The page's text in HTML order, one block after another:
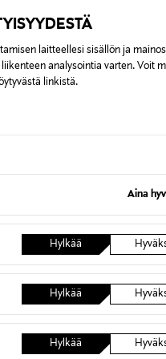
laitteellesi sisällön ja
analysointia varten. Voit
linkistä.
Aina
Hylkää
Hylkää
Hylkää
-huulipuna
MAC
Eye
Original
18,00 €